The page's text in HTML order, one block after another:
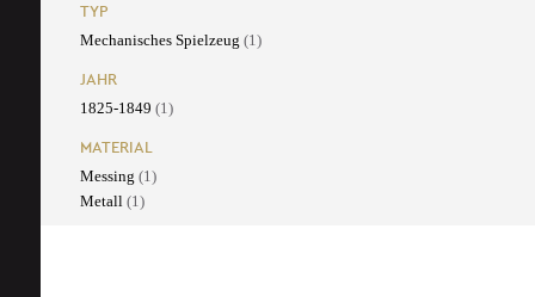
TYP
Mechanisches Spielzeug (1)
JAHR
1825-1849 (1)
MATERIAL
Messing (1)
Metall (1)